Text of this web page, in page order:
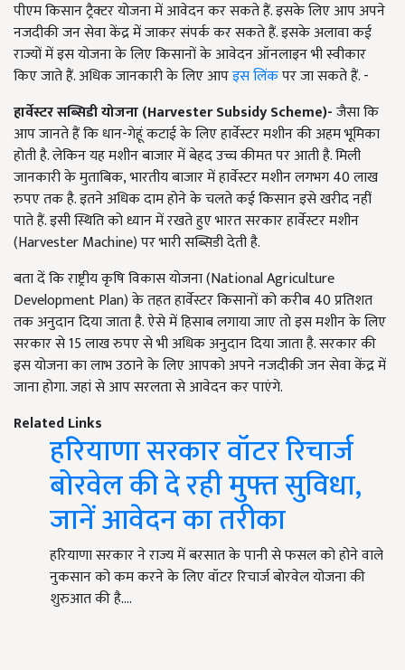
पीएम किसान ट्रैक्टर योजना में आवेदन कर सकते हैं. इसके लिए आप अपने
नजदीकी जन सेवा केंद्र में जाकर संपर्क कर सकते हैं. इसके अलावा कई
राज्यों में इस योजना के लिए किसानों के आवेदन ऑनलाइन भी स्वीकार
किए जाते हैं. अधिक जानकारी के लिए आपइस लिंकपर जा सकते हैं. -
हार्वेस्टर सब्सिडी योजना (Harvester Subsidy Scheme)-जैसा कि
आप जानते हैं कि धान-गेहूं कटाई के लिए हार्वेस्टर मशीन की अहम भूमिका
होती है. लेकिन यह मशीन बाजार में बेहद उच्च कीमत पर आती है. मिली
जानकारी के मुताबिक, भारतीय बाजार में हार्वेस्टर मशीन लगभग 40लाख
रुपए तक है. इतने अधिक दाम होने के चलते कई किसान इसे खरीदनहीं
पाते हैं. इसी स्थिति को ध्यान में रखते हुए भारत सरकार हार्वेस्टर मशीन
(Harvester Machine)पर भारी सब्सिडी देती है.
बता दें कि राष्ट्रीय कृषि विकास योजना (National Agriculture
Development Plan)के तहत हार्वेस्टर किसानों को करीब40प्रतिशत
तक अनुदान दिया जाता है. ऐसे में हिसाब लगाया जाए तो इस मशीन के लिए
सरकार से15लाख रुपए से भी अधिक अनुदान दिया जाता है. सरकार की
इस योजना का लाभ उठाने के लिए आपको अपने नजदीकी जन सेवा केंद्र में
जाना होगा. जहां से आप सरलता से आवेदन कर पाएंगे.
Related Links
हरियाणा सरकार वॉटर रिचार्ज
बोरवेल की दे रही मुफ्त सुविधा,
जानें आवेदन का तरीका
हरियाणा सरकार ने राज्य में बरसात के पानी से फसल को होने वाले
नुकसान को कम करने के लिए वॉटर रिचार्ज बोरवेल योजना की
शुरुआत की है.…